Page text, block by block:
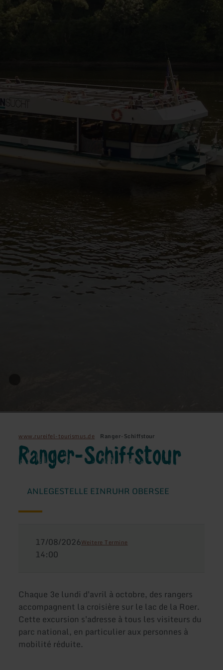
www.rureifel-tourismus.de Ranger-Schiffstour
Ranger-Schiffstour
ANLEGESTELLE EINRUHR OBERSEE
17/08/2026Weitere Termine
14:00
Chaque 3e lundi d'avril à octobre, des rangers
accompagnent la croisière sur le lac de la Roer.
Cette excursion s'adresse à tous les visiteurs du
parc national, en particulier aux personnes à
mobilité réduite.